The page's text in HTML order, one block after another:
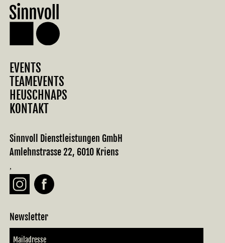
Sinnvoll Dienstleistungen GmbH
Amlehnstrasse 22, 6010 Kriens
,
EVENTS
TEAMEVENTS
HEUSCHNAPS
KONTAKT
Newsletter